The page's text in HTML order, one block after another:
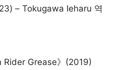
– Tokugawa Ieharu 역
Rider Grease》(2019)